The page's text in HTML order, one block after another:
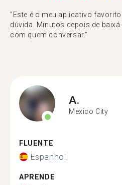
"Este é o meu aplicativo
dúvida. Minutos depois de
com quem conversar."
A.
Mexico City
FLUENTE
Espanhol
APRENDE